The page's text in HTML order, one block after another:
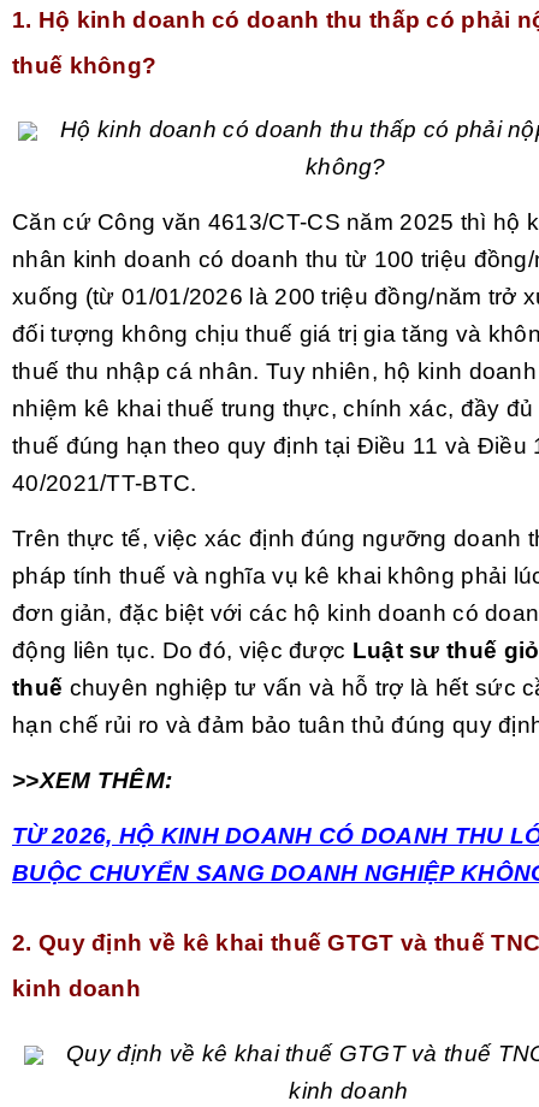
1. Hộ kinh doanh có doanh thu thấp có phải
thuế không?
Hộ kinh doanh có doanh thu thấp có phải
không?
Căn cứ Công văn 4613/CT-CS năm 2025 thì hộ
nhân kinh doanh có doanh thu từ 100 triệu
xuống (từ 01/01/2026 là 200 triệu đồng/năm trở
đối tượng không chịu thuế giá trị gia tăng và
thuế thu nhập cá nhân. Tuy nhiên, hộ kinh
nhiệm kê khai thuế trung thực, chính xác, đầy
thuế đúng hạn theo quy định tại Điều 11 và Điều
40/2021/TT-BTC.
Trên thực tế, việc xác định đúng ngưỡng doanh
pháp tính thuế và nghĩa vụ kê khai không phải
đơn giản, đặc biệt với các hộ kinh doanh có
động liên tục. Do đó, việc được Luật sư thuế
thuế chuyên nghiệp tư vấn và hỗ trợ là hết sức
hạn chế rủi ro và đảm bảo tuân thủ đúng quy
>>XEM THÊM:
TỪ 2026, HỘ KINH DOANH CÓ DOANH THU
BUỘC CHUYỂN SANG DOANH NGHIỆP
2. Quy định về kê khai thuế GTGT và thuế
kinh doanh
Quy định về kê khai thuế GTGT và thuế
kinh doanh